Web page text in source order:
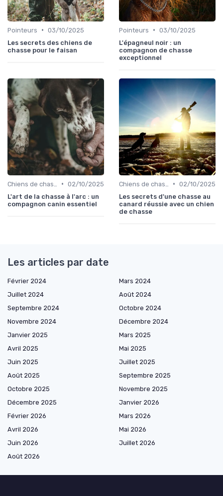
Pointeurs • 03/10/2025
Les secrets des chiens de
chasse pour le faisan
Pointeurs • 03/10/2025
L'épagneul noir : un
compagnon de chasse
exceptionnel
• 02/10/2025
L'art de la chasse à l'arc : un
compagnon canin essentiel
• 02/10/2025
Les secrets d'une chasse au
canard réussie avec un chien
de chasse
Les articles par date
Février 2024
Mars 2024
Juillet 2024
Août 2024
Septembre 2024
Octobre 2024
Novembre 2024
Décembre 2024
Janvier 2025
Mars 2025
Avril 2025
Mai 2025
Juin 2025
Juillet 2025
Août 2025
Septembre 2025
Octobre 2025
Novembre 2025
Décembre 2025
Janvier 2026
Février 2026
Mars 2026
Avril 2026
Mai 2026
Juin 2026
Juillet 2026
Août 2026